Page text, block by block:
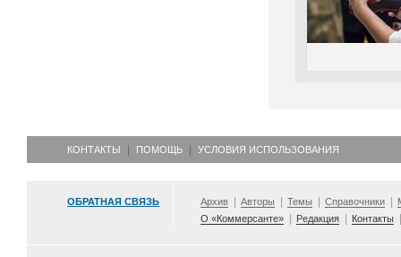
КОНТАКТЫ ПОМОЩЬ УСЛОВИЯ ИСПОЛЬЗОВАНИЯ
ОБРАТНАЯ СВЯЗЬ Архив Авторы Темы Справочники
О «Коммерсанте»
Редакция Контакты